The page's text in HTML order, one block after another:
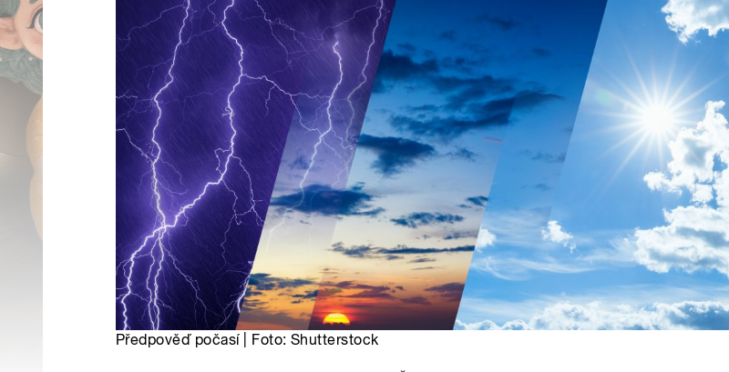
Předpověď počasí | Foto: Shutterstock